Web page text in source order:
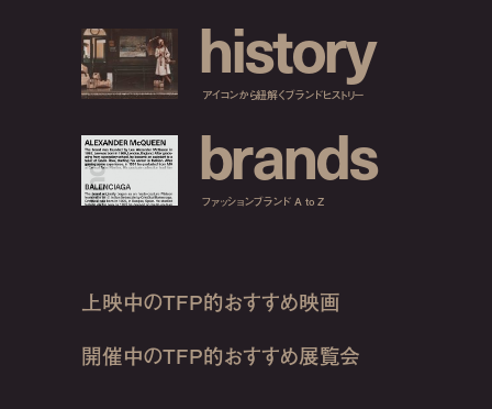
history
アイコンから紐解くブランドヒストリー
brands
ファッションブランド A to Z
上映中のTFP的おすすめ映画
開催中のTFP的おすすめ展覧会